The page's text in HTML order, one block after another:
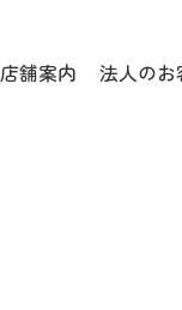
店舗案内 法人の